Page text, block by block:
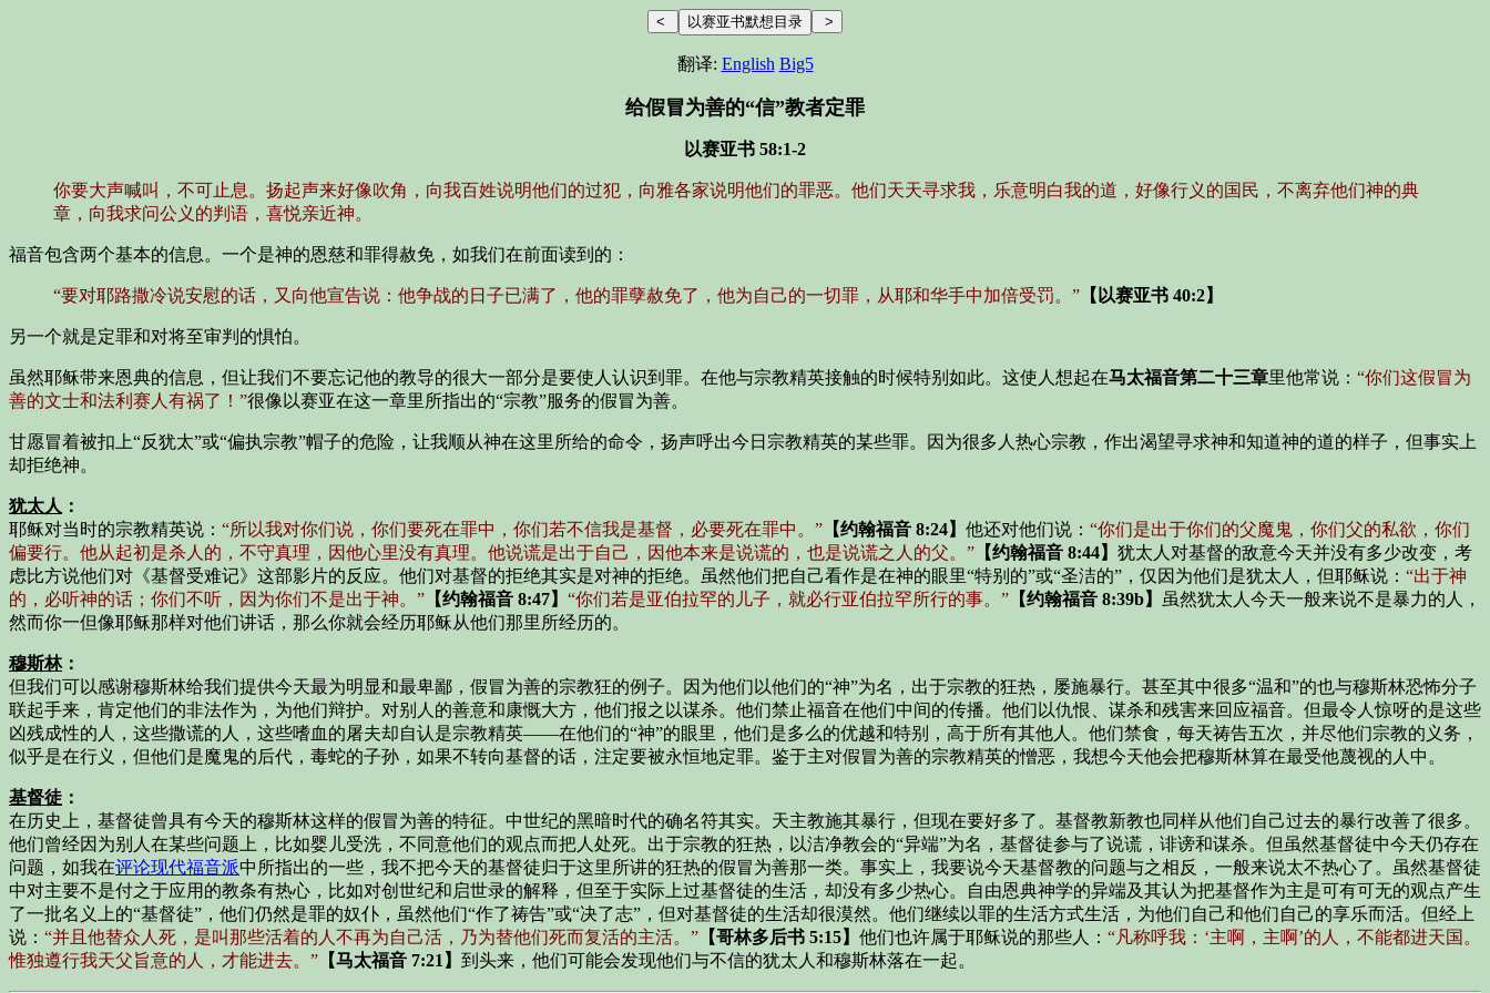
翻译: English Big5
给假冒为善的“信”教者定罪
以赛亚书 58:1-2
你要大声喊叫，不可止息。扬起声来好像吹角，向我百姓说明他们的过犯，向雅各家说明他们的罪恶。他们天天寻求我，乐意明白我的道，好像行义的国民，不离弃他们神的典
章，向我求问公义的判语，喜悦亲近神。
福音包含两个基本的信息。一个是神的恩慈和罪得赦免，如我们在前面读到的：
“要对耶路撒冷说安慰的话，又向他宣告说：他争战的日子已满了，他的罪孽赦免了，他为自己的一切罪，从耶和华手中加倍受罚。” 【以赛亚书 40:2】
另一个就是定罪和对将至审判的惧怕。
虽然耶稣带来恩典的信息，但让我们不要忘记他的教导的很大一部分是要使人认识到罪。在他与宗教精英接触的时候特别如此。这使人想起在马太福音第二十三章里他常说： “你们这假冒为
善的文士和法利赛人有祸了！”很像以赛亚在这一章里所指出的“宗教”服务的假冒为善。
甘愿冒着被扣上“反犹太”或“偏执宗教”帽子的危险，让我顺从神在这里所给的命令，扬声呼出今日宗教精英的某些罪。因为很多人热心宗教，作出渴望寻求神和知道神的道的样子，但事实上
却拒绝神。
犹太人 ：
耶稣对当时的宗教精英说： “所以我对你们说，你们要死在罪中，你们若不信我是基督，必要死在罪中。” 【约翰福音 8:24】 他还对他们说： “你们是出于你们的父魔鬼，你们父的私欲，你们
偏要行。他从起初是杀人的，不守真理，因他心里没有真理。他说谎是出于自己，因他本来是说谎的，也是说谎之人的父。” 【约翰福音 8:44】 犹太人对基督的敌意今天并没有多少改变，考
虑比方说他们对《基督受难记》这部影片的反应。他们对基督的拒绝其实是对神的拒绝。虽然他们把自己看作是在神的眼里“特别的”或“圣洁的”，仅因为他们是犹太人，但耶稣说： “出于神
的，必听神的话；你们不听，因为你们不是出于神。” 【约翰福音 8:47】 “你们若是亚伯拉罕的儿子，就必行亚伯拉罕所行的事。” 【约翰福音 8:39b】
虽然犹太人今天一般来说不是暴力的人，
然而你一但像耶稣那样对他们讲话，那么你就会经历耶稣从他们那里所经历的。
穆斯林：
但我们可以感谢穆斯林给我们提供今天最为明显和最卑鄙，假冒为善的宗教狂的例子。因为他们以他们的“神”为名，出于宗教的狂热，屡施暴行。甚至其中很多“温和”的也与穆斯林恐怖分子
联起手来，肯定他们的非法作为，为他们辩护。对别人的善意和康慨大方，他们报之以谋杀。他们禁止福音在他们中间的传播。他们以仇恨、谋杀和残害来回应福音。但最令人惊呀的是这些
凶残成性的人，这些撒谎的人，这些嗜血的屠夫却自认是宗教精英——在他们的“神”的眼里，他们是多么的优越和特别，高于所有其他人。他们禁食，每天祷告五次，并尽他们宗教的义务，
似乎是在行义，但他们是魔鬼的后代，毒蛇的子孙，如果不转向基督的话，注定要被永恒地定罪。鉴于主对假冒为善的宗教精英的憎恶，我想今天他会把穆斯林算在最受他蔑视的人中。
基督徒 ：
在历史上，基督徒曾具有今天的穆斯林这样的假冒为善的特征。中世纪的黑暗时代的确名符其实。天主教施其暴行，但现在要好多了。基督教新教也同样从他们自己过去的暴行改善了很多。
他们曾经因为别人在某些问题上，比如婴儿受洗，不同意他们的观点而把人处死。出于宗教的狂热，以洁净教会的“异端”为名，基督徒参与了说谎，诽谤和谋杀。但虽然基督徒中今天仍存在
问题，如我在评论现代福音派中所指出的一些，我不把今天的基督徒归于这里所讲的狂热的假冒为善那一类。事实上，我要说今天基督教的问题与之相反，一般来说太不热心了。虽然基督徒
中对主要不是付之于应用的教条有热心，比如对创世纪和启世录的解释，但至于实际上过基督徒的生活，却没有多少热心。自由恩典神学的异端及其认为把基督作为主是可有可无的观点产生
了一批名义上的“基督徒”，他们仍然是罪的奴仆，虽然他们“作了祷告”或“决了志”，但对基督徒的生活却很漠然。他们继续以罪的生活方式生活，为他们自己和他们自己的享乐而活。但经上
说： “并且他替众人死，是叫那些活着的人不再为自己活，乃为替他们死而复活的主活。” 【哥林多后书 5:15】 他们也许属于耶稣说的那些人： “凡称呼我：‘主啊，主啊’的人，不能都进天国。
惟独遵行我天父旨意的人，才能进去。” 【马太福音 7:21】 到头来，他们可能会发现他们与不信的犹太人和穆斯林落在一起。